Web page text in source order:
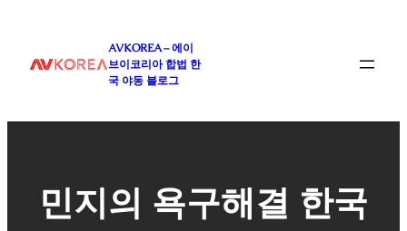
로
AVKOREA – 에이
브이코리아 합법 한
국 야동 블로그
민지의 욕구해결 한국